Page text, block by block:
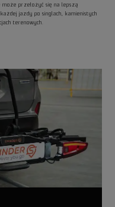
przełożyć się na lepszą
jazdy po singlach, kamienistych
terenowych.